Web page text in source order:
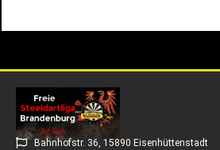
Bahnhofstr. 36, 15890 Eisenhüttenstadt